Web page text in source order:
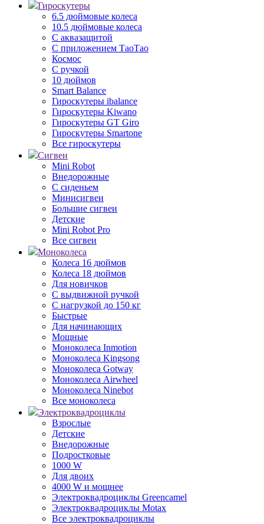
Гироскутеры
6.5 дюймовые колеса
10.5 дюймовые колеса
С аквазащитой
С приложением ТаоТао
Космос
С ручкой
10 дюймов
Smart Balance
Гироскутеры ibalance
Гироскутеры Kiwano
Гироскутеры GT Giro
Гироскутеры Smartone
Все гироскутеры
Сигвеи
Mini Robot
Внедорожные
С сиденьем
Минисигвеи
Большие сигвеи
Детские
Mini Robot Pro
Все сигвеи
Моноколеса
Колеса 16 дюймов
Колеса 18 дюймов
Для новичков
С выдвижной ручкой
С нагрузкой до 150 кг
Быстрые
Для начинающих
Мощные
Моноколеса Inmotion
Моноколеса Kingsong
Моноколеса Gotway
Моноколеса Airwheel
Моноколеса Ninebot
Все моноколеса
Электроквадроциклы
Взрослые
Детские
Внедорожные
Подростковые
1000 W
Для двоих
4000 W и мощнее
Электроквадроциклы Greencamel
Электроквадроциклы Motax
Все электроквадроциклы